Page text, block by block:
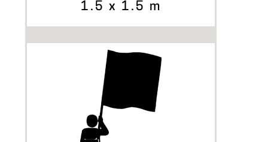
1.5 x 1.5 m